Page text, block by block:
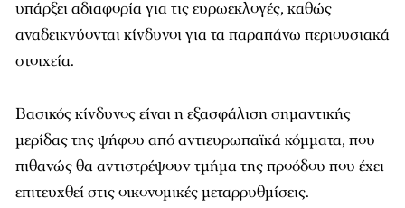
υπάρξει αδιαφορία για τις ευρωεκλογές, καθώς
αναδεικνύονται κίνδυνοι για τα παραπάνω περιουσιακά
στοιχεία.
Βασικός κίνδυνος είναι η εξασφάλιση σημαντικής
μερίδας της ψήφου από αντιευρωπαϊκά κόμματα, που
πιθανώς θα αντιστρέψουν τμήμα της προόδου που έχει
επιτευχθεί στις οικονομικές μεταρρυθμίσεις.